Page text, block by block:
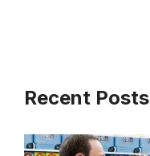
Recent Posts